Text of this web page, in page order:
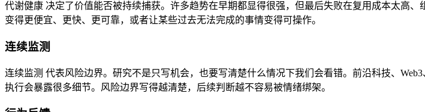
代谢健康 决定了价值能否被持续捕获。许多趋势在早期都显得很强，但最后失败在复用成本太高
变得更便宜、更快、更可靠，或者让某些过去无法完成的事情变得可操作。
连续监测
连续监测 代表风险边界。研究不是只写机会，也要写清楚什么情况下我们会看错。前沿科技、
执行会暴露很多细节。风险边界写得越清楚，后续判断越不容易被情绪绑架。